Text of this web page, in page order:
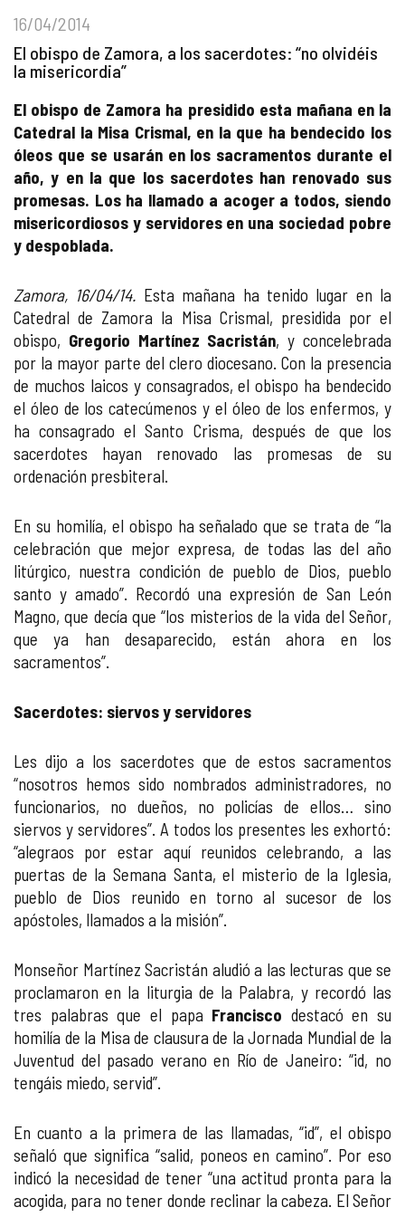
16/04/2014
El obispo de Zamora, a los sacerdotes: “no olvidéis
la misericordia”
El obispo de Zamora ha presidido esta mañana en la
Catedral la Misa Crismal, en la que ha bendecido los
óleos que se usarán en los sacramentos durante el
año, y en la que los sacerdotes han renovado sus
promesas. Los ha llamado a acoger a todos, siendo
misericordiosos y servidores en una sociedad pobre
y despoblada.
Zamora, 16/04/14. Esta mañana ha tenido lugar en la
Catedral de Zamora la Misa Crismal, presidida por el
obispo, Gregorio Martínez Sacristán, y concelebrada
por la mayor parte del clero diocesano. Con la presencia
de muchos laicos y consagrados, el obispo ha bendecido
el óleo de los catecúmenos y el óleo de los enfermos, y
ha consagrado el Santo Crisma, después de que los
sacerdotes hayan renovado las promesas de su
ordenación presbiteral.
En su homilía, el obispo ha señalado que se trata de “la
celebración que mejor expresa, de todas las del año
litúrgico, nuestra condición de pueblo de Dios, pueblo
santo y amado”. Recordó una expresión de San León
Magno, que decía que “los misterios de la vida del Señor,
que ya han desaparecido, están ahora en los
sacramentos”.
Sacerdotes: siervos y servidores
Les dijo a los sacerdotes que de estos sacramentos
“nosotros hemos sido nombrados administradores, no
funcionarios, no dueños, no policías de ellos… sino
siervos y servidores”. A todos los presentes les exhortó:
“alegraos por estar aquí reunidos celebrando, a las
puertas de la Semana Santa, el misterio de la Iglesia,
pueblo de Dios reunido en torno al sucesor de los
apóstoles, llamados a la misión”.
Monseñor Martínez Sacristán aludió a las lecturas que se
proclamaron en la liturgia de la Palabra, y recordó las
tres palabras que el papa Francisco destacó en su
homilía de la Misa de clausura de la Jornada Mundial de la
Juventud del pasado verano en Río de Janeiro: “id, no
tengáis miedo, servid”.
En cuanto a la primera de las llamadas, “id”, el obispo
señaló que significa “salid, poneos en camino”. Por eso
indicó la necesidad de tener “una actitud pronta para la
acogida, para no tener donde reclinar la cabeza. El Señor